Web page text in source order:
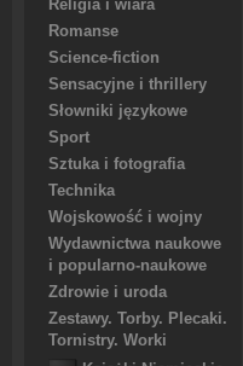
Religia i wiara
Romanse
Science-fiction
Sensacyjne i thrillery
Słowniki językowe
Sport
Sztuka i fotografia
Technika
Wojskowość i wojny
Wydawnictwa naukowe
i popularno-naukowe
Zdrowie i uroda
Zestawy. Torby. Plecaki.
Tornistry. Worki